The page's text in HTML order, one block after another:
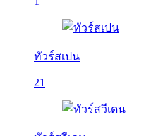
ทัวร์สเปน
21